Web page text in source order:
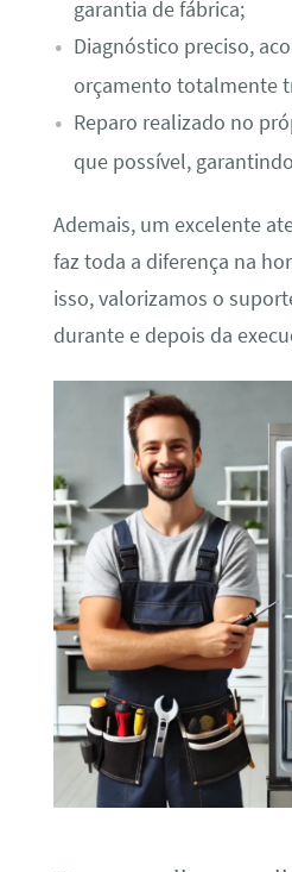
garantia de fábrica;
Diagnóstico preciso,
orçamento totalmente
Reparo realizado no
que possível,
Ademais, um excelente
faz toda a diferença na
isso, valorizamos o
durante e depois da